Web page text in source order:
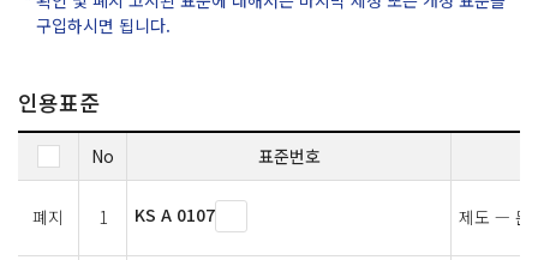
구입하시면 됩니다.
인용표준
No 표준번호
폐지 1 KS A 0107 제도 — 문